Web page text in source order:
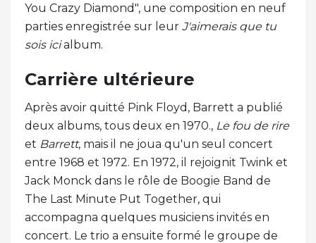
You Crazy Diamond", une composition en neuf
parties enregistrée sur leur J'aimerais que tu
sois icialbum.
Carrière ultérieure
Après avoir quitté Pink Floyd, Barrett a publié
deux albums, tous deux en 1970., Le fou de rire
et Barrett, mais il ne joua qu'un seul concert
entre 1968 et 1972. En 1972, il rejoignit Twink et
Jack Monck dans le rôle de Boogie Band de
The Last Minute Put Together, qui
accompagna quelques musiciens invités en
concert. Le trio a ensuite formé le groupe de